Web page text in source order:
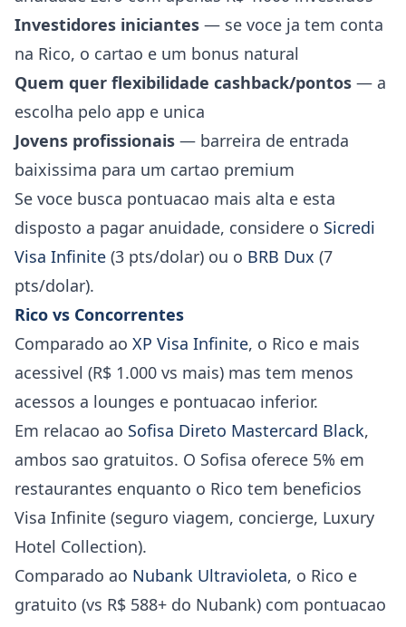
Investidores iniciantes — se voce ja tem conta
na Rico, o cartao e um bonus natural
Quem quer flexibilidade cashback/pontos — a
escolha pelo app e unica
Jovens profissionais — barreira de entrada
baixissima para um cartao premium
Se voce busca pontuacao mais alta e esta
disposto a pagar anuidade, considere o Sicredi
Visa Infinite (3 pts/dolar) ou o BRB Dux (7
pts/dolar).
Rico vs Concorrentes
Comparado ao XP Visa Infinite, o Rico e mais
acessivel (R$ 1.000 vs mais) mas tem menos
acessos a lounges e pontuacao inferior.
Em relacao ao Sofisa Direto Mastercard Black,
ambos sao gratuitos. O Sofisa oferece 5% em
restaurantes enquanto o Rico tem beneficios
Visa Infinite (seguro viagem, concierge, Luxury
Hotel Collection).
Comparado ao Nubank Ultravioleta, o Rico e
gratuito (vs R$ 588+ do Nubank) com pontuacao